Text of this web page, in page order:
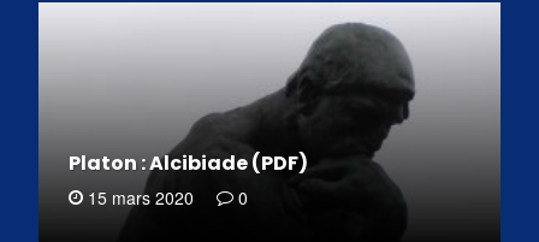
Platon : Alcibiade (PDF)
15 mars 2020 0